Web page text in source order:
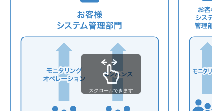
スクロールできます